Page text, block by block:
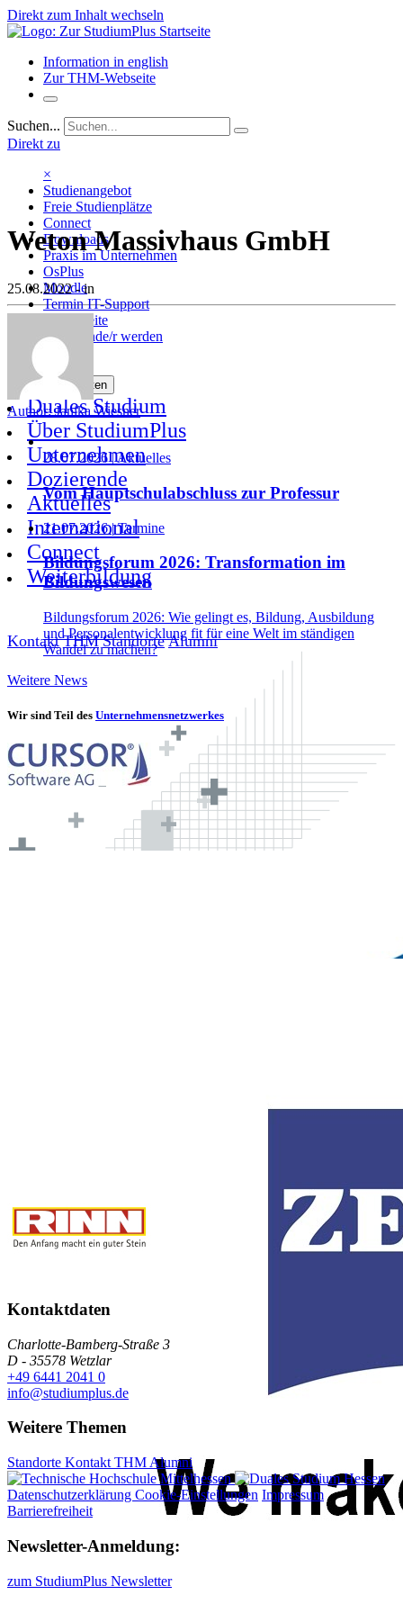
Direkt zum Inhalt wechseln
Information in english
Zur THM-Webseite
Suchen...
Direkt zu
×
Studienangebot
Freie Studienplätze
Connect
Downloads
Praxis im Unternehmen
OsPlus
Moodle
Termin IT-Support
THM-Seite
Dozierende/r werden
Kontakt
Menü umschalten
Duales Studium
Über StudiumPlus
Unternehmen
Dozierende
Aktuelles
International
Connect
Weiterbildung
Kontakt THM Standorte Alumni
Weton Massivhaus GmbH
25.08.2022- in
Author:Janika Wiesner
28.07.2026 | Aktuelles
Vom Hauptschulabschluss zur Professur
21.07.2026 | Termine
Bildungsforum 2026: Transformation im
Bildungswesen
Bildungsforum 2026: Wie gelingt es, Bildung, Ausbildung
und Personalentwicklung fit für eine Welt im ständigen
Wandel zu machen?
Weitere News
Wir sind Teil des Unternehmensnetzwerkes
Kontaktdaten
Charlotte-Bamberg-Straße 3
D - 35578 Wetzlar
+49 6441 2041 0
info@studiumplus.de
Weitere Themen
Standorte Kontakt THM Alumni
Datenschutzerklärung Cookie-Einstellungen Impressum
Barrierefreiheit
Newsletter-Anmeldung:
zum StudiumPlus Newsletter